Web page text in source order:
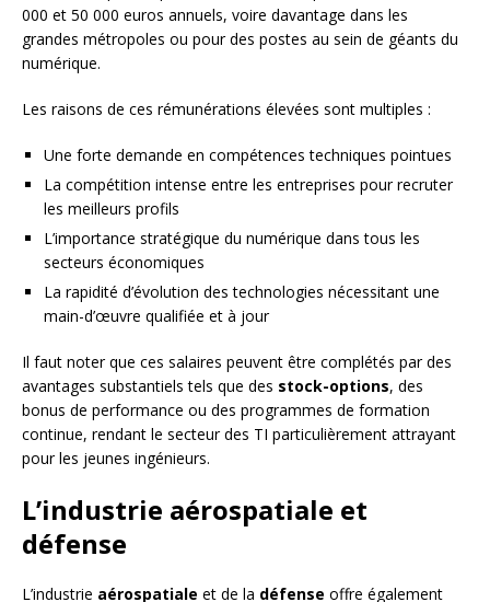
000 et 50 000 euros annuels, voire davantage dans les
grandes métropoles ou pour des postes au sein de géants du
numérique.
Les raisons de ces rémunérations élevées sont multiples :
Une forte demande en compétences techniques pointues
La compétition intense entre les entreprises pour recruter
les meilleurs profils
L’importance stratégique du numérique dans tous les
secteurs économiques
La rapidité d’évolution des technologies nécessitant une
main-d’œuvre qualifiée et à jour
Il faut noter que ces salaires peuvent être complétés par des
avantages substantiels tels que des stock-options, des
bonus de performance ou des programmes de formation
continue, rendant le secteur des TI particulièrement attrayant
pour les jeunes ingénieurs.
L’industrie aérospatiale et
défense
L’industrie aérospatiale et de la défense offre également